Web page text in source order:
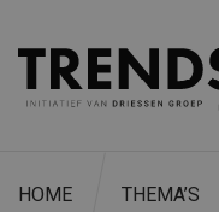
HOME THEMA’S